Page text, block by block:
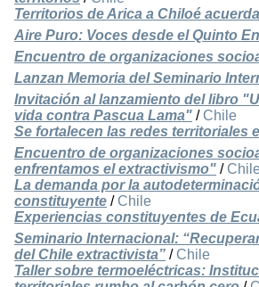
Territorios de Arica a Chiloé
Aire Puro: Voces desde el Quinto
Encuentro de organizaciones
Lanzan Memoria del Seminario
Invitación al lanzamiento del libro
vida contra Pascua Lama" / Chile
Se fortalecen las redes territoriales
Encuentro de organizaciones
enfrentamos el extractivismo" /
La demanda por la
constituyente / Chile
Experiencias constituyentes de
Seminario Internacional:
del Chile extractivista” / Chile
Taller sobre termoeléctricas: